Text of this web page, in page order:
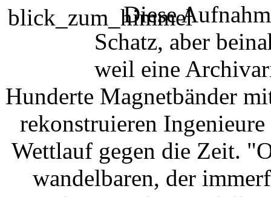
Diese
Schatz, aber
weil eine
Hunderte Magnetbänder
rekonstruieren
Wettlauf gegen die Zeit.
wandelbaren, der